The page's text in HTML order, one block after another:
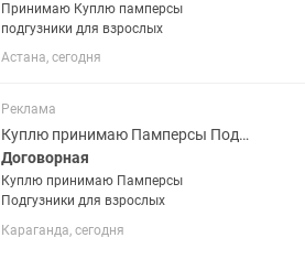
Принимаю Куплю памперсы
подгузники для взрослых
Астана, сегодня
Реклама
Куплю принимаю Памперсы Подгузники для взрослых
Договорная
Куплю принимаю Памперсы
Подгузники для взрослых
Караганда, сегодня